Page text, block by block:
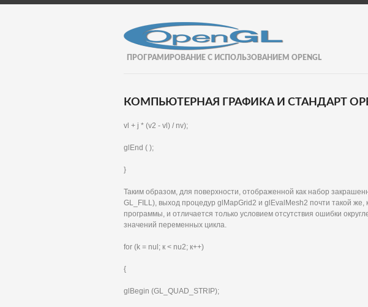
ПРОГРАМИРОВАНИЕ С ИСПОЛЬЗОВАНИЕМ OPENGL
КОМПЬЮТЕРНАЯ ГРАФИКА И СТАНДАРТ
vl + j * (v2 - vl) / nv);
glEnd ( );
}
Таким образом, для поверхности, отображенной как набор
GL_FILL), выход процедур glMapGrid2 и glEvalMesh2 почти такой же,
программы, и отличается только условием отсутствия ошибки
значений переменных цикла.
for (k = nul; к < nu2; к++)
{
glBegin (GL_QUAD_STRIР);